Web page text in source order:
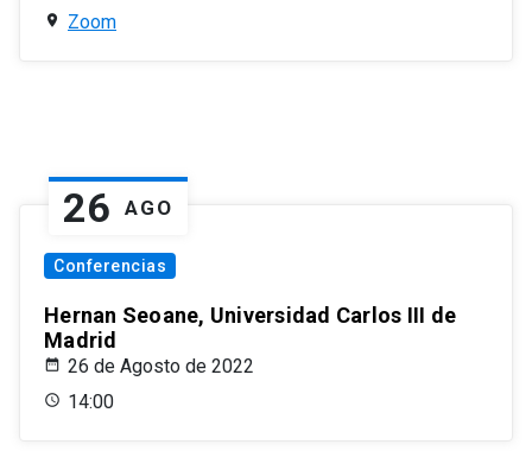
Zoom
26 AGO
Conferencias
Hernan Seoane, Universidad Carlos III de
Madrid
26 de Agosto de 2022
14:00